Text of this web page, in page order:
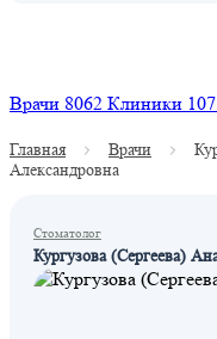
Врачи 8062 Клиники
Главная Врачи
Александровна
Стоматолог
Кургузова (Сергеева)